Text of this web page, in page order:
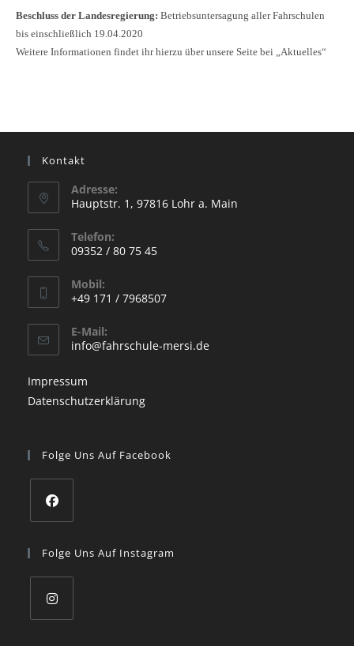
Beschluss der Landesregierung: Betriebsuntersagung aller Fahrschulen
bis einschließlich 19.04.2020
Weitere Informationen findet ihr hierzu über unsere Seite bei „Aktuelles“
Kontakt
Adresse:
Hauptstr. 1, 97816 Lohr a. Main
in
a
new
tab
Telefon:
09352 / 80 75 45
in
your
application
Mobil:
+49 171 / 7968507
in
your
E-Mail:
info@fahrschule-mersi.deOpens
Impressum
Datenschutzerklärung
Folge Uns Auf Facebook
in
new
Folge Uns Auf Instagram